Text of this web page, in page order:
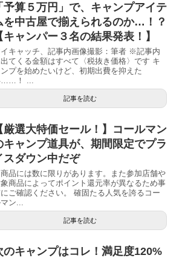
予算５万円」で、キャンプアイテ
を中古屋で揃えられるのか…！？
キャンパー３名の結果発表！】
キャッチ、記事内画像撮影：筆者 ※記事内
てくる金額はすべて〈税抜き価格〉です キ
ンプを始めたいけど、初期出費を抑えた
……！ ...
記事を読む
厳選大特価セール！】コールマン
キャンプ道具が、期間限定でプラ
スダウン中だぞ
品には数に限りがあります。また参加店舗や
商品によってポイント還元率が異なるため事
ご確認ください。 確固たる人気を誇るコー
ン...
記事を読む
のキャンプはコレ！満足度120%